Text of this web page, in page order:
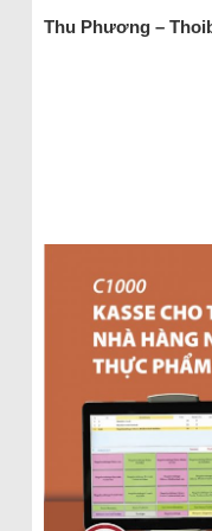
Thu Phương –